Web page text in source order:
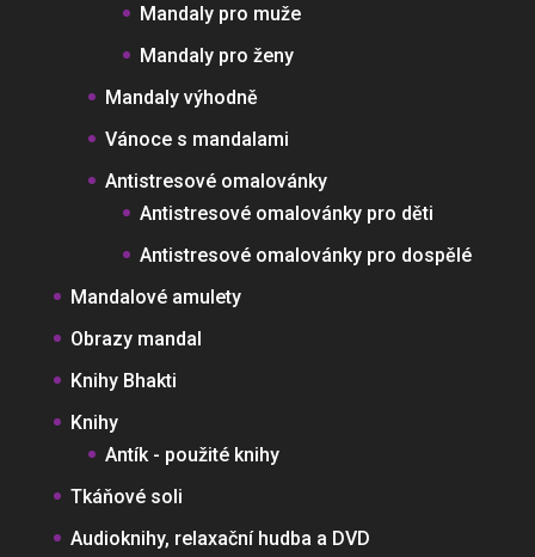
Mandaly pro muže
Mandaly pro ženy
Mandaly výhodně
Vánoce s mandalami
Antistresové omalovánky
Antistresové omalovánky pro děti
Antistresové omalovánky pro dospělé
Mandalové amulety
Obrazy mandal
Knihy Bhakti
Knihy
Antík - použité knihy
Tkáňové soli
Audioknihy, relaxační hudba a DVD